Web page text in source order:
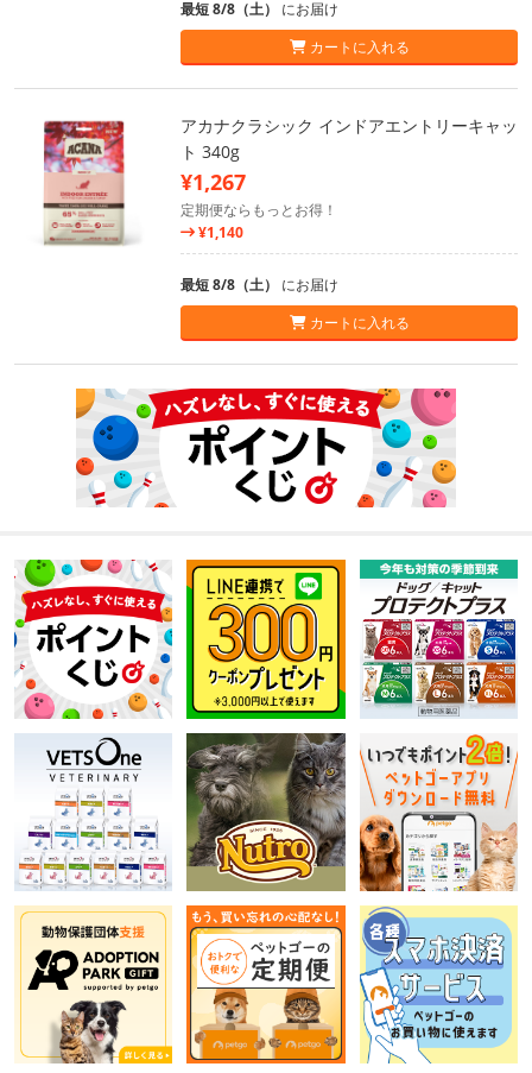
最短 8/8（土） にお届け
カートに入れる
アカナクラシック インドアエントリーキャッ
ト 340g
¥1,267
定期便ならもっとお得！
¥1,140
最短 8/8（土） にお届け
カートに入れる